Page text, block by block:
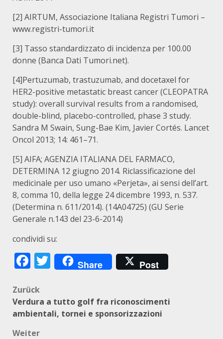
[2] AIRTUM, Associazione Italiana Registri Tumori –
www.registri-tumori.it
[3] Tasso standardizzato di incidenza per 100.00
donne (Banca Dati Tumori.net).
[4]Pertuzumab, trastuzumab, and docetaxel for
HER2-positive metastatic breast cancer (CLEOPATRA
study): overall survival results from a randomised,
double-blind, placebo-controlled, phase 3 study.
Sandra M Swain, Sung-Bae Kim, Javier Cortés. Lancet
Oncol 2013; 14: 461–71.
[5] AIFA; AGENZIA ITALIANA DEL FARMACO,
DETERMINA 12 giugno 2014. Riclassificazione del
medicinale per uso umano «Perjeta», ai sensi dell’art.
8, comma 10, della legge 24 dicembre 1993, n. 537.
(Determina n. 611/2014). (14A04725) (GU Serie
Generale n.143 del 23-6-2014)
condividi su:
Facebook
Twitter
Share Post
Beitragsnavigation
Zurück
Verdura a tutto golf fra riconoscimenti
ambientali, tornei e sponsorizzazioni
Weiter